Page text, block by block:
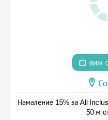
виж
Намаление 15% за All
50 м